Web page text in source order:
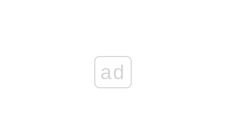
ad